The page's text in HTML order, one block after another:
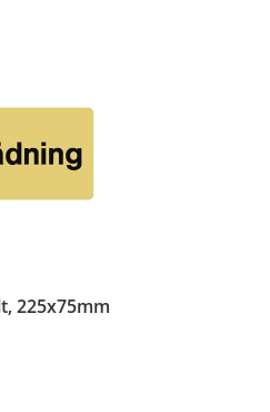
225x75mm